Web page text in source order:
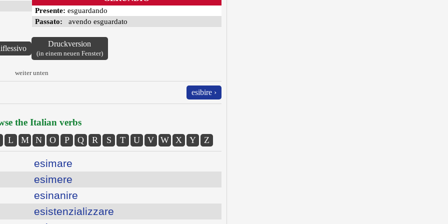
Presente: esguardando
Passato: avendo esguardato
Druckversion
(in einem neuen Fenster)
weiter unten
esibire ›
the Italian verbs
L M N O P Q R S T U V W X Y Z
esimare
esimere
esinanire
esistenzializzare